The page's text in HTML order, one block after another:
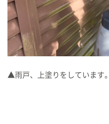
▲雨戸、上塗りをしています。